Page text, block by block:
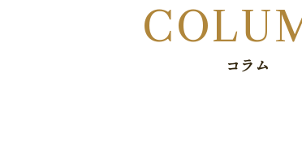
コラム